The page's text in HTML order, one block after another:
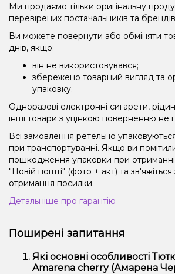
Ми продаємо тільки оригінальну
перевірених постачальників та
Ви можете повернути або обміняти
днів, якщо:
він не використовувався;
збережено товарний вигляд та
упаковку.
Одноразові електронні сигарети,
інші товари з уцінкою поверненню не
Всі замовлення ретельно
при транспортуванні. Якщо ви
пошкодження упаковки при
"Новій пошті" (фото + акт) та
отримання посилки.
Детальніше про гарантію
Поширені запитання
Які основні особливості
Amarena cherry (Амарена